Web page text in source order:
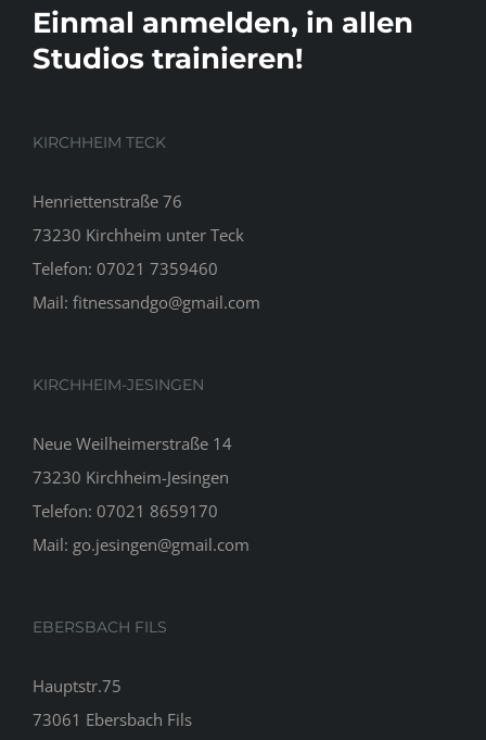
Einmal anmelden, in allen
Studios trainieren!
KIRCHHEIM TECK
Henriettenstraße 76
73230 Kirchheim unter Teck
Telefon: 07021 7359460
Mail: fitnessandgo@gmail.com
KIRCHHEIM-JESINGEN
Neue Weilheimerstraße 14
73230 Kirchheim-Jesingen
Telefon: 07021 8659170
Mail: go.jesingen@gmail.com
EBERSBACH FILS
Hauptstr.75
73061 Ebersbach Fils